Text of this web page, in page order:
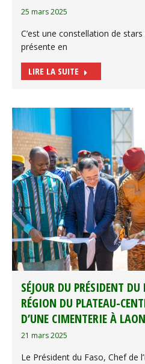
25 mars 2025
C’est une constellation de
présente en
LIRE LA SUITE
SÉJOUR DU PRÉSIDENT
RÉGION DU PLATEAU-
D’UNE CIMENTERIE À
21 mars 2025
Le Président du Faso, Chef de